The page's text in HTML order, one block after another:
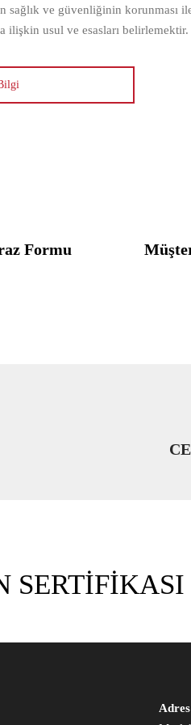
sağlık ve güvenliğinin korunması
ilişkin usul ve esasları belirlemektir.
Formu
SERTİFİKASI